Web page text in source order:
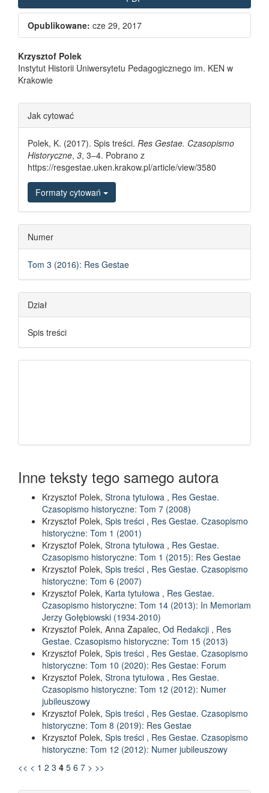
Opublikowane: cze 29, 2017
Main Article Content
Krzysztof Polek
Instytut Historii Uniwersytetu Pedagogicznego im. KEN w
Krakowie
Article Details
Jak cytować
Polek, K. (2017). Spis treści. Res Gestae. Czasopismo
Historyczne, 3, 3–4. Pobrano z
https://resgestae.uken.krakow.pl/article/view/3580
Formaty cytowań
Numer
Tom 3 (2016): Res Gestae
Dział
Spis treści
Inne teksty tego samego autora
Krzysztof Polek, Strona tytułowa , Res Gestae.
Czasopismo historyczne: Tom 7 (2008)
Krzysztof Polek, Spis treści , Res Gestae. Czasopismo
historyczne: Tom 1 (2001)
Krzysztof Polek, Strona tytułowa , Res Gestae.
Czasopismo historyczne: Tom 1 (2015): Res Gestae
Krzysztof Polek, Spis treści , Res Gestae. Czasopismo
historyczne: Tom 6 (2007)
Krzysztof Polek, Karta tytułowa , Res Gestae.
Czasopismo historyczne: Tom 14 (2013): In Memoriam
Jerzy Gołębiowski (1934-2010)
Krzysztof Polek, Anna Zapalec, Od Redakcji , Res
Gestae. Czasopismo historyczne: Tom 15 (2013)
Krzysztof Polek, Spis treści , Res Gestae. Czasopismo
historyczne: Tom 10 (2020): Res Gestae: Forum
Krzysztof Polek, Strona tytułowa , Res Gestae.
Czasopismo historyczne: Tom 12 (2012): Numer
jubileuszowy
Krzysztof Polek, Spis treści , Res Gestae. Czasopismo
historyczne: Tom 8 (2019): Res Gestae
Krzysztof Polek, Spis treści , Res Gestae. Czasopismo
historyczne: Tom 12 (2012): Numer jubileuszowy
<< < 1 2 3 4 5 6 7 > >>